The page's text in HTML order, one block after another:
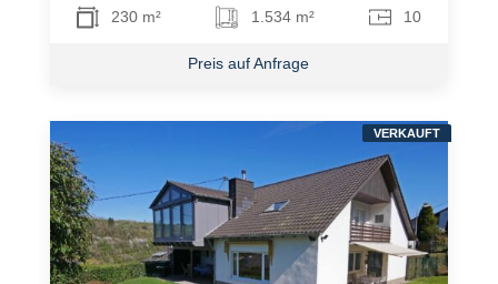
230 m² 1.534 m² 10
Preis auf Anfrage
VERKAUFT